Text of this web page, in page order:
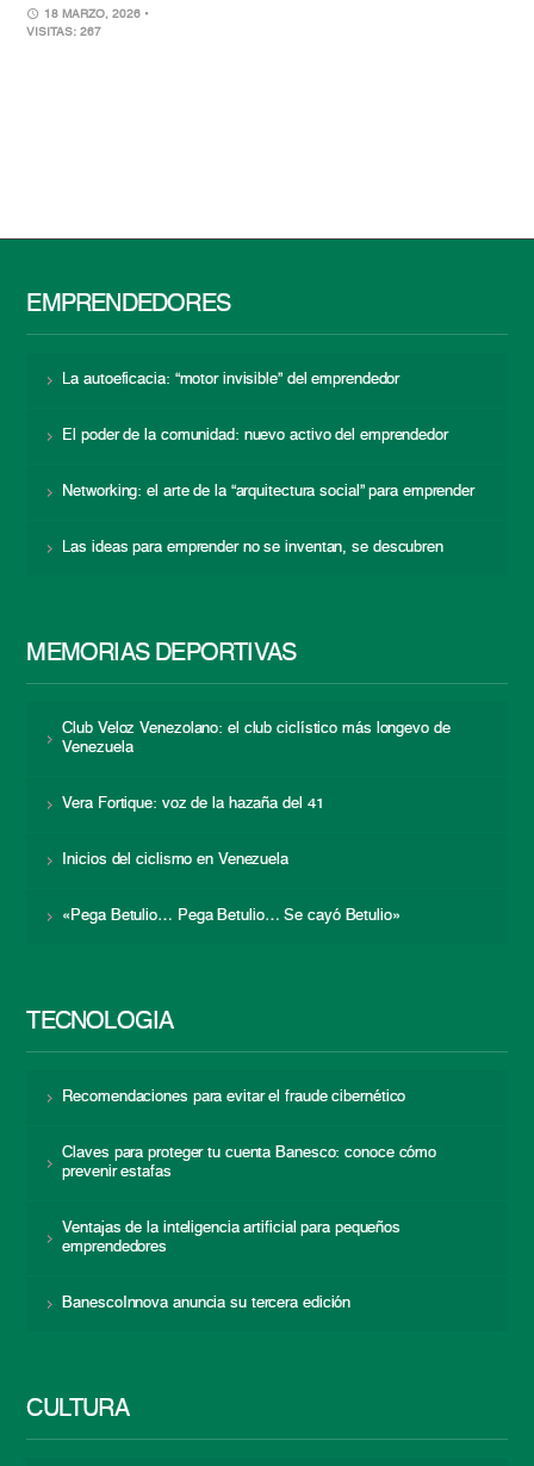
18 MARZO, 2026 •
VISITAS: 267
EMPRENDEDORES
La autoeficacia: “motor invisible” del emprendedor
El poder de la comunidad: nuevo activo del emprendedor
Networking: el arte de la “arquitectura social” para emprender
Las ideas para emprender no se inventan, se descubren
MEMORIAS DEPORTIVAS
Club Veloz Venezolano: el club ciclístico más longevo de
Venezuela
Vera Fortique: voz de la hazaña del 41
Inicios del ciclismo en Venezuela
«Pega Betulio… Pega Betulio… Se cayó Betulio»
TECNOLOGÍA
Recomendaciones para evitar el fraude cibernético
Claves para proteger tu cuenta Banesco: conoce cómo
prevenir estafas
Ventajas de la inteligencia artificial para pequeños
emprendedores
BanescoInnova anuncia su tercera edición
CULTURA